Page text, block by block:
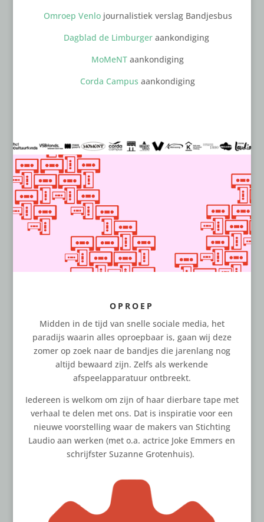
Omroep Venlojournalistiek verslag Bandjesbus
Dagblad de Limburger aankondiging
MoMeNT aankondiging
Corda Campus aankondiging
OPROEP
Midden in de tijd van snelle sociale media, het
paradijs waarin alles oproepbaar is, gaan wij deze
zomer op zoek naar de bandjes die jarenlang nog
altijd bewaard zijn. Zelfs als werkende
afspeelapparatuur ontbreekt.
Iedereen is welkom om zijn of haar dierbare tape met
verhaal te delen met ons. Dat is inspiratie voor een
nieuwe voorstelling waar de makers van Stichting
Laudio aan werken (met o.a. actrice Joke Emmers en
schrijfster Suzanne Grotenhuis).